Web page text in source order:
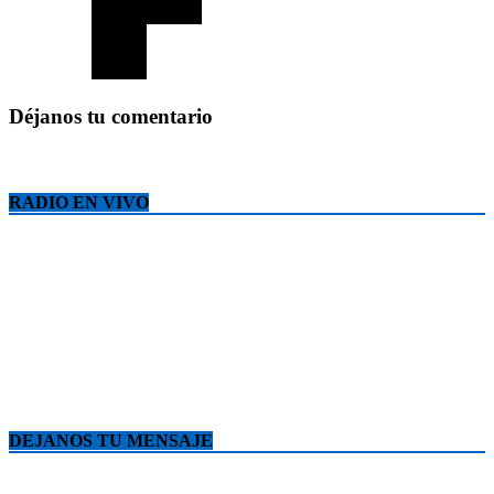
Déjanos tu comentario
RADIO EN VIVO
DEJANOS TU MENSAJE